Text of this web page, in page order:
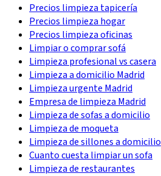
Precios limpieza tapicería
Precios limpieza hogar
Precios limpieza oficinas
Limpiar o comprar sofá
Limpieza profesional vs casera
Limpieza a domicilio Madrid
Limpieza urgente Madrid
Empresa de limpieza Madrid
Limpieza de sofas a domicilio
Limpieza de moqueta
Limpieza de sillones a domicilio
Cuanto cuesta limpiar un sofa
Limpieza de restaurantes